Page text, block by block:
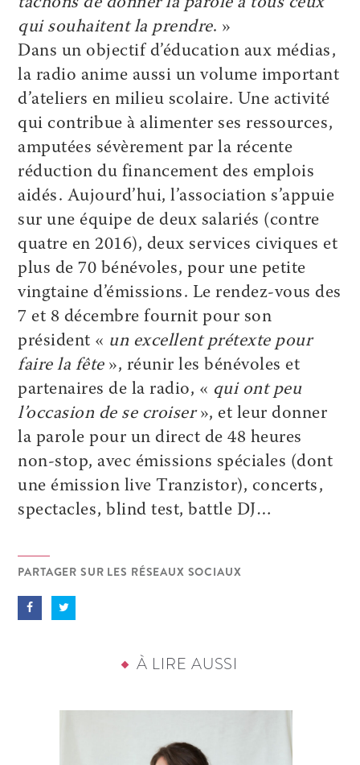
qui souhaitent la prendre. »
Dans un objectif d’éducation aux médias,
la radio anime aussi un volume important
d’ateliers en milieu scolaire. Une activité
qui contribue à alimenter ses ressources,
amputées sévèrement par la récente
réduction du financement des emplois
aidés. Aujourd’hui, l’association s’appuie
sur une équipe de deux salariés (contre
quatre en 2016), deux services civiques et
plus de 70 bénévoles, pour une petite
vingtaine d’émissions. Le rendez-vous des
7 et 8 décembre fournit pour son
président « un excellent prétexte pour
faire la fête», réunir les bénévoles et
partenaires de la radio, « qui ont peu
l’occasion de se croiser», et leur donner
la parole pour un direct de 48 heures
non-stop, avec émissions spéciales (dont
une émission live Tranzistor), concerts,
spectacles, blind test, battle DJ…
PARTAGER SUR LES RÉSEAUX SOCIAUX
À LIRE AUSSI